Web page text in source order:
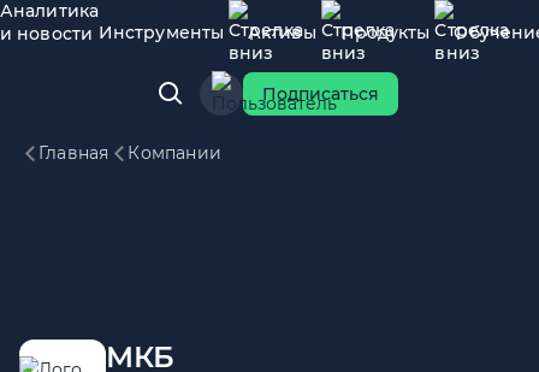
Аналитика
и новости Инструменты Активы Продукты
Подписаться
Главная Компании
МКБ